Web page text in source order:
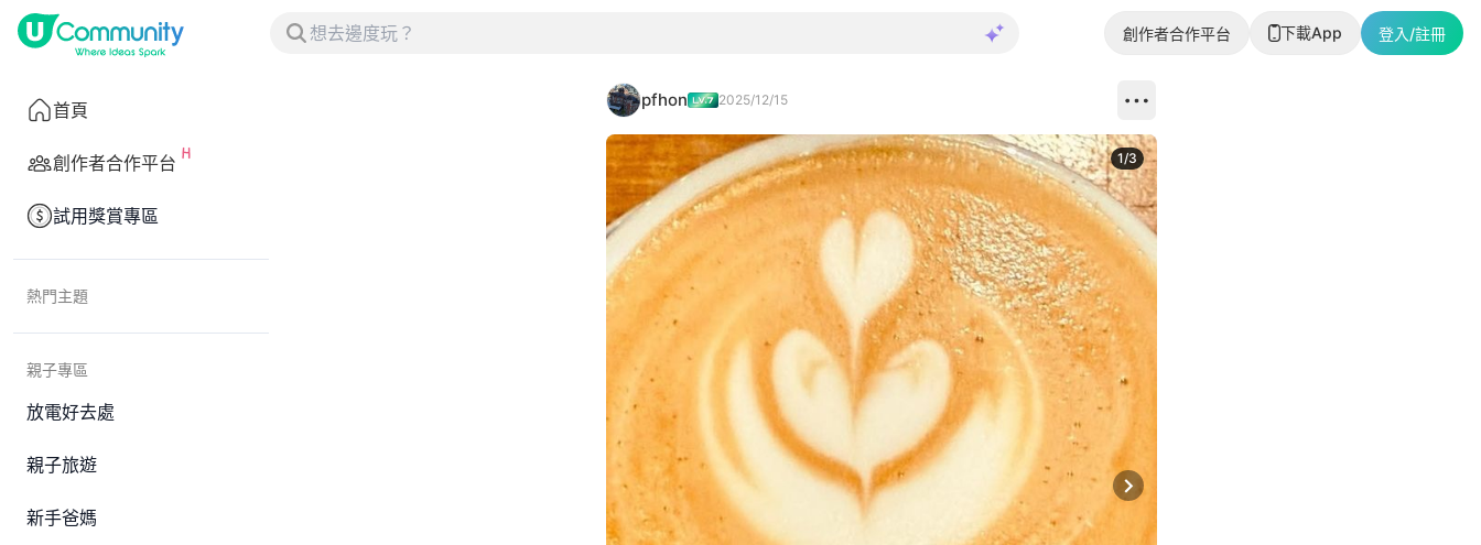
創作者合作平台 下載App 登入/註冊
首頁
創作者合作平台
試用獎賞專區
熱門主題
親子專區
放電好去處
親子旅遊
新手爸媽
pfhon 2025/12/15
Next slide
1/3